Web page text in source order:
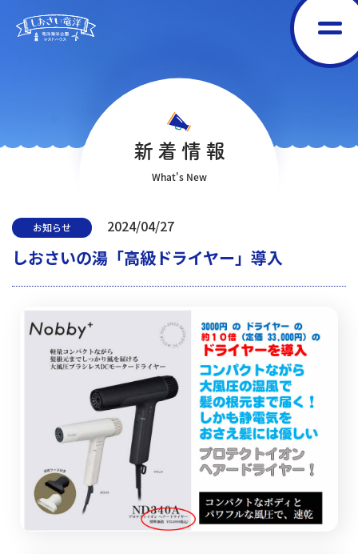
新着情報
What's New
お知らせ 2024/04/27
しおさいの湯「高級ドライヤー」導入